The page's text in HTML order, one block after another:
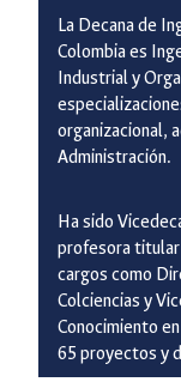
La Decana de
Colombia es
Industrial y
organizacional,
Administración.
Ha sido
profesora titular
cargos como
Colciencias y
Conocimiento
65 proyectos y